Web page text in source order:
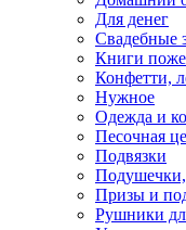
Для денег
Свадебные
Книги
Конфетти,
Нужное
Одежда и
Песочная
Подвязки
Подушечки,
Призы и
Рушники